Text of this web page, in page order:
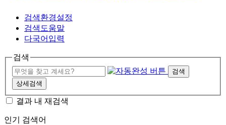
검색환경설정
검색도움말
다국어입력
검색
검색
상세검색
결과 내 재검색
인기 검색어